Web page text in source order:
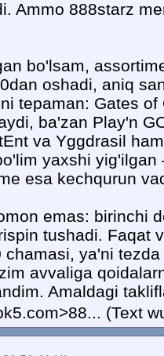
Ammo 888starz
bo'lsam,
oshadi, aniq
tepaman: Gates of
ba'zan Play'n
va Yggdrasil
yaxshi
esa kechqurun
emas: birinchi
tushadi. Faqat
ya'ni
avvaliga
Amaldagi
(Text